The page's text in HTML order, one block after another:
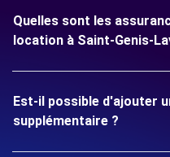
Quelles sont les
location à Saint-Genis-
Est-il possible d'ajouter
supplémentaire ?